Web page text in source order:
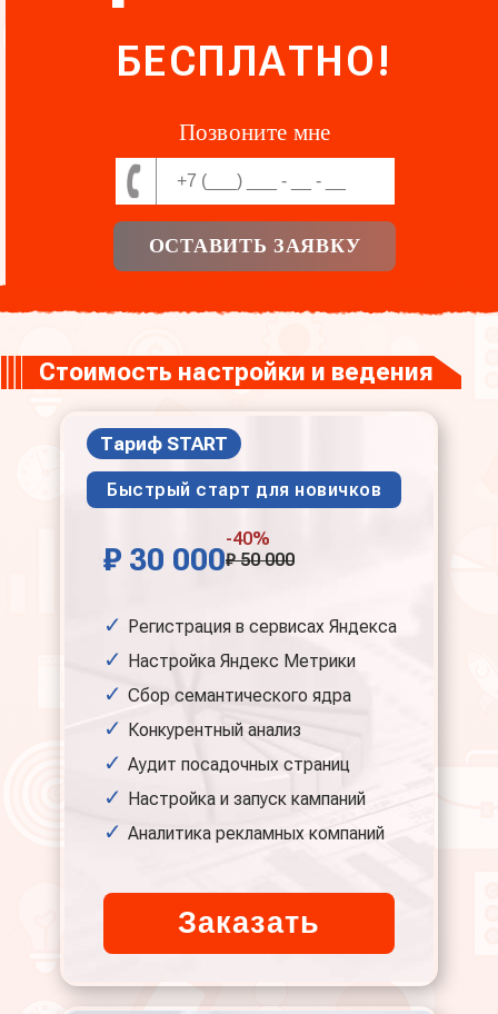
БЕСПЛАТНО!
Позвоните мне
ОСТАВИТЬ ЗАЯВКУ
Стоимость настройки и ведения
Тариф START
Быстрый старт для новичков
₽ 30 000
-40%
₽ 50 000
Регистрация в сервисах Яндекса
Настройка Яндекс Метрики
Сбор семантического ядра
Конкурентный анализ
Аудит посадочных страниц
Настройка и запуск кампаний
Аналитика рекламных компаний
Заказать